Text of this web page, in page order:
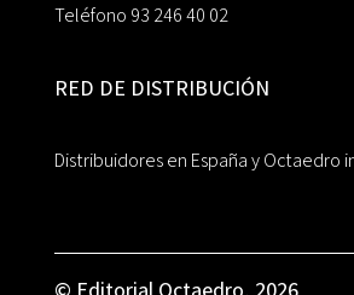
Teléfono 93 246 40 02
RED DE DISTRIBUCIÓN
Distribuidores en España y Octaedro
© Editorial Octaedro, 2026